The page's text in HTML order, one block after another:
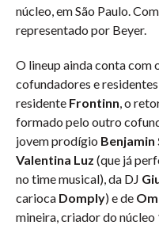
núcleo, em São Paulo.
representado por Beyer.
O lineup ainda conta com
cofundadores e residentes
residente Frontinn, o
formado pelo outro
jovem prodígio ​​Benjamin
Valentina Luz (que já
no time musical), da DJ
carioca Domply) e de
mineira, criador do núcleo